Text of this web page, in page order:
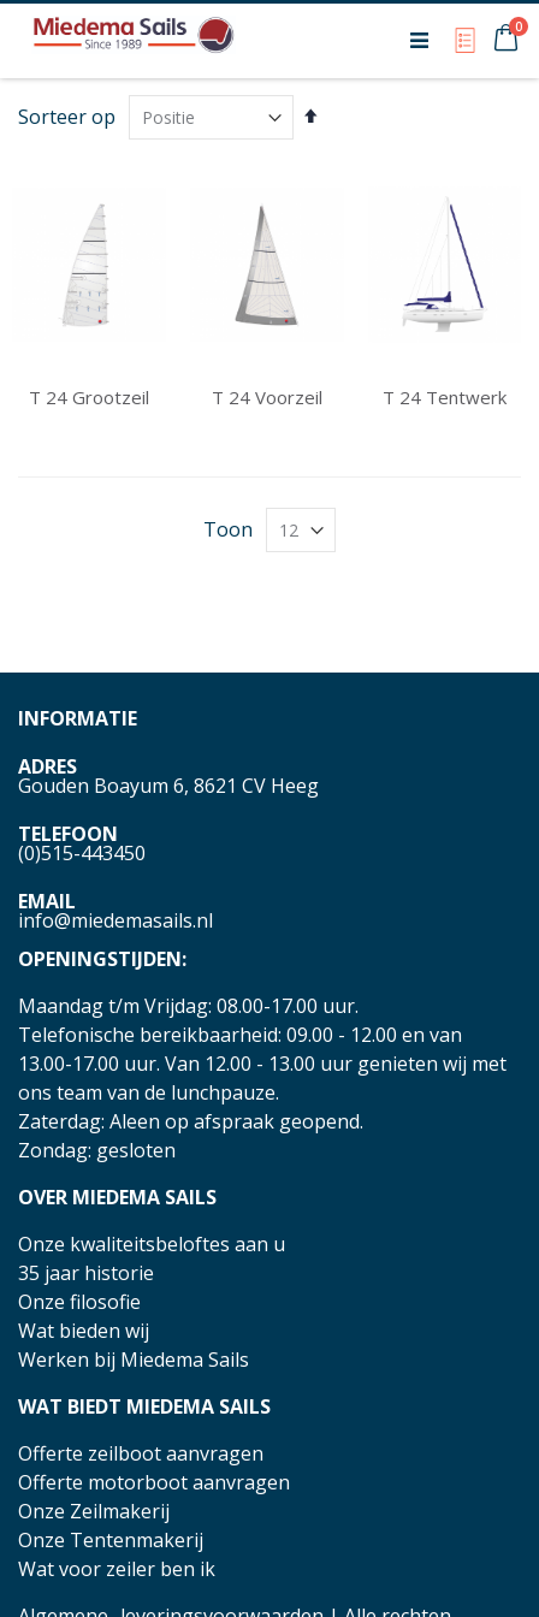
My0
Sorteer op
Van
T 24 Grootzeil T 24 Voorzeil T 24 Tentwerk
Toon
INFORMATIE
ADRES
Gouden Boayum 6, 8621 CV Heeg
TELEFOON
(0)515-443450
EMAIL
info@miedemasails.nl
OPENINGSTIJDEN:
Maandag t/m Vrijdag: 08.00-17.00 uur.
Telefonische bereikbaarheid: 09.00 - 12.00 en van
13.00-17.00 uur. Van 12.00 - 13.00 uur genieten wij met
ons team van de lunchpauze.
Zaterdag: Aleen op afspraak geopend.
Zondag: gesloten
OVER MIEDEMA SAILS
Onze kwaliteitsbeloftes aan u
35 jaar historie
Onze filosofie
Wat bieden wij
Werken bij Miedema Sails
WAT BIEDT MIEDEMA SAILS
Offerte zeilboot aanvragen
Offerte motorboot aanvragen
Onze Zeilmakerij
Onze Tentenmakerij
Wat voor zeiler ben ik